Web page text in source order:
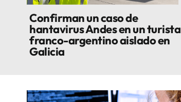
Confirman un caso de
hantavirus Andes en un turista
franco-argentino aislado en
Galicia